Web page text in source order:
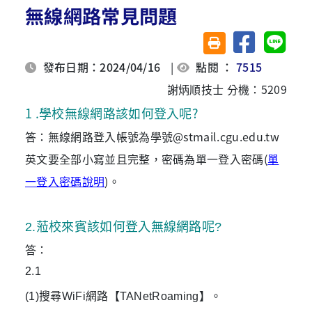
無線網路常見問題
友善列印(另開視窗)
分享至臉書分享
發布日期：2024/04/16 | 點閱 ：7515
謝炳順技士 分機：5209
1 .學校無線網路該如何登入呢?
答：無線網路登入帳號為學號@stmail.cgu.edu.tw
英文要全部小寫並且完整，密碼為單一登入密碼(單
一登入密碼說明)。
2.蒞校來賓該如何登入無線網路呢?
答：
2.1
(1)搜尋WiFi網路【TANetRoaming】。